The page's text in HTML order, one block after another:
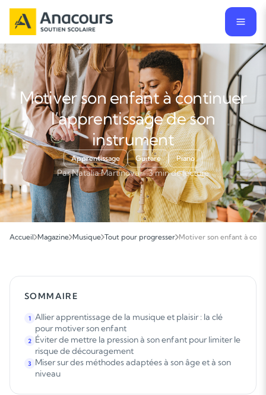
Motiver son enfant à continuer
l’apprentissage de son
instrument
Apprentissage Guitare Piano
Par Natalia Martinova · 3 min de lecture
Accueil Magazine Musique Tout pour progresser Motiver son enfant à
SOMMAIRE
1 Allier apprentissage de la musique et plaisir : la clé
pour motiver son enfant
2 Éviter de mettre la pression à son enfant pour limiter le
risque de découragement
3 Miser sur des méthodes adaptées à son âge et à son
niveau